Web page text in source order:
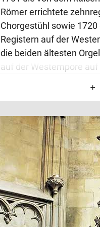
Römer errichtete
Chorgestühl sowie
Registern auf der
die beiden ältesten
auf der Westempore
Römer-Prospekt seine
Nach der Katastrophe
Marzellinus Kauffmann
Chororgel sowie 1956-
große Orgel auf der
Liturgiekonstitution des
(1962-1965) sprach von
„notwendigen und